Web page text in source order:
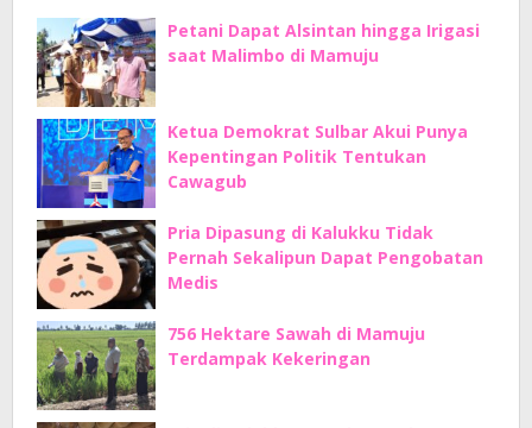
Petani Dapat Alsintan hingga Irigasi
saat Malimbo di Mamuju
Ketua Demokrat Sulbar Akui Punya
Kepentingan Politik Tentukan
Cawagub
Pria Dipasung di Kalukku Tidak
Pernah Sekalipun Dapat Pengobatan
Medis
756 Hektare Sawah di Mamuju
Terdampak Kekeringan